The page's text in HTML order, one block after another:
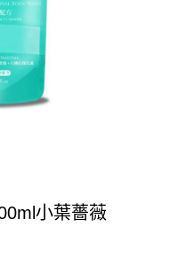
小葉薔薇